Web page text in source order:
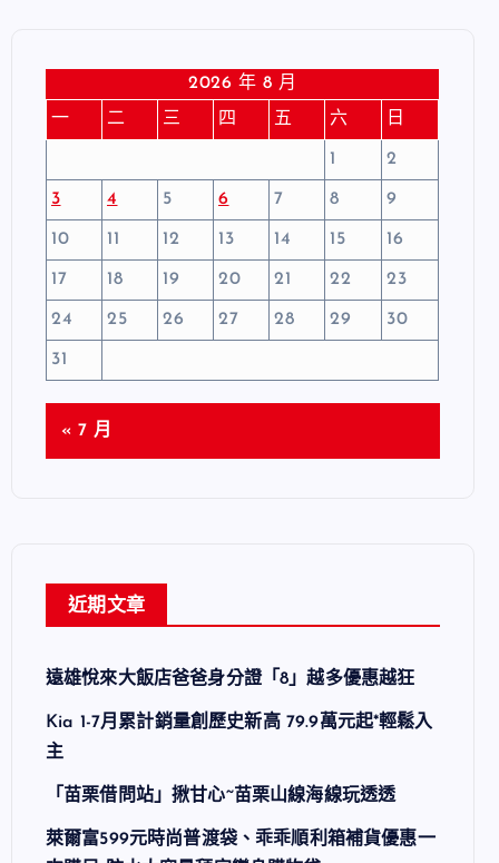
2026 年 8 月
一
二 三 四 五 六 日
1 2
3 4 5 6 7 8 9
10 11 12 13 14 15 16
17 18 19 20 21 22 23
24 25 26 27 28 29 30
31
« 7 月
近期文章
遠雄悅來大飯店爸爸身分證「8」越多優惠越狂
Kia 1-7月累計銷量創歷史新高 79.9萬元起*輕鬆入
主
「苗栗借問站」揪甘心~苗栗山線海線玩透透
萊爾富599元時尚普渡袋、乖乖順利箱補貨優惠一